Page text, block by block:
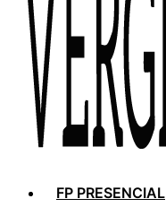
FP PRESENCIAL